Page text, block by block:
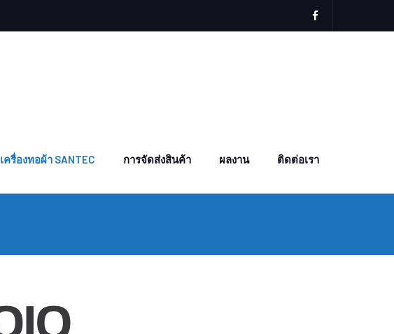
เครื่องทอผ้า SANTEC การจัดส่งสินค้า ผลงาน ติดต่อเรา